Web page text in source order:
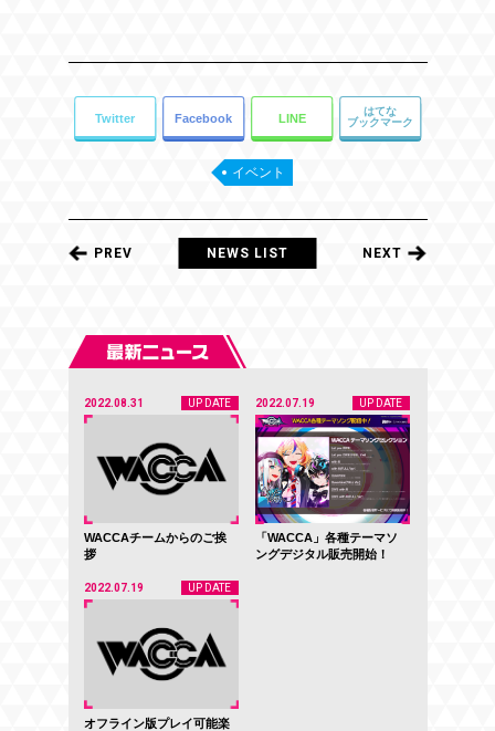
イベント
PREV NEWS LIST NEXT
2022.08.31 UP DATE
WACCAチームからのご挨
拶
2022.07.19 UP DATE
「WACCA」各種テーマソ
ングデジタル販売開始！
2022.07.19 UP DATE
オフライン版プレイ可能楽